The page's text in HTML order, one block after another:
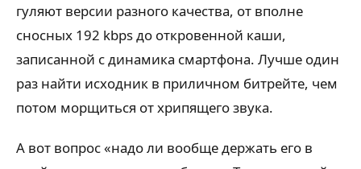
гуляют версии разного качества, от вполне
сносных 192 kbps до откровенной каши,
записанной с динамика смартфона. Лучше один
раз найти исходник в приличном битрейте, чем
потом морщиться от хрипящего звука.
А вот вопрос «надо ли вообще держать его в